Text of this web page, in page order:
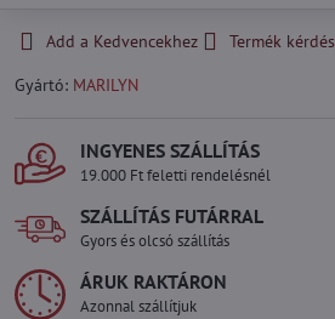
Add a Kedvencekhez Termék kérdés
Gyártó: MARILYN
INGYENES SZÁLLÍTÁS
19.000 Ft feletti rendelésnél
SZÁLLÍTÁS FUTÁRRAL
Gyors és olcsó szállítás
ÁRUK RAKTÁRON
Azonnal szállítjuk